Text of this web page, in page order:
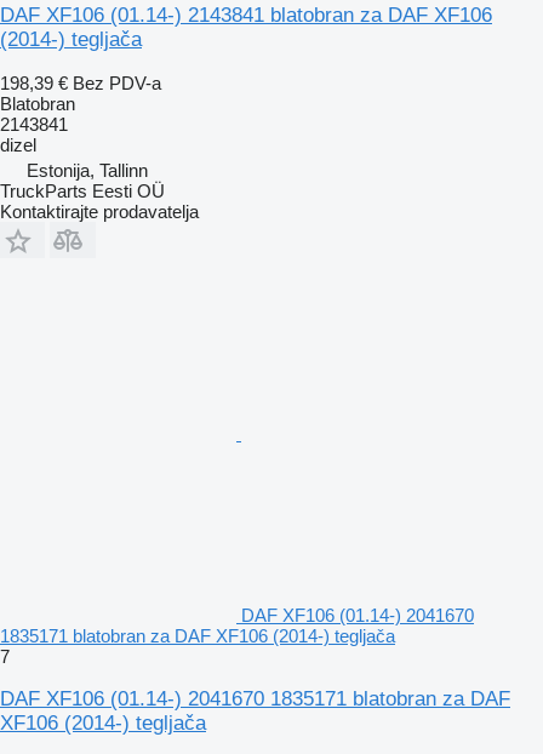
DAF XF106 (01.14-) 2143841 blatobran za DAF XF106
(2014-) tegljača
198,39 € Bez PDV-a
Blatobran
2143841
dizel
Estonija, Tallinn
TruckParts Eesti OÜ
Kontaktirajte prodavatelja
DAF XF106 (01.14-) 2041670
1835171 blatobran za DAF XF106 (2014-) tegljača
7
DAF XF106 (01.14-) 2041670 1835171 blatobran za DAF
XF106 (2014-) tegljača